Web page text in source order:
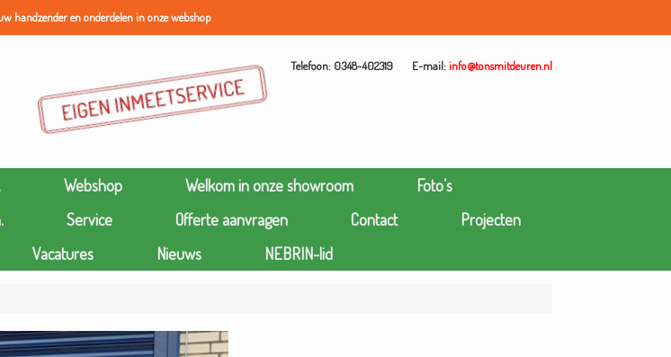
handzender en onderdelen in onze webshop
Telefoon: 0348-402319 E-mail:info@tonsmitdeuren.nl
Webshop Welkom in onze showroom
Foto’s
Service Offerte aanvragen Contact
Projecten
Vacatures Nieuws NEBRIN-lid